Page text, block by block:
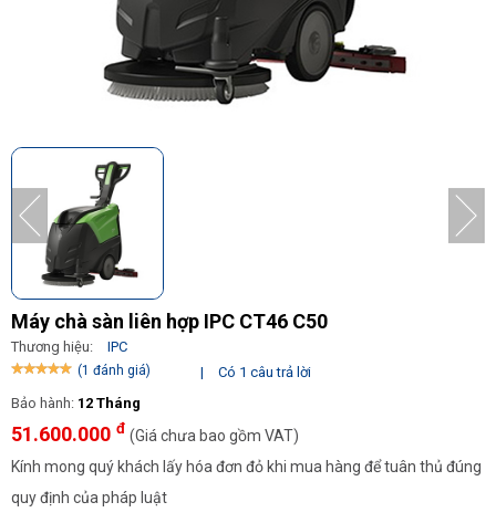
Máy chà sàn liên hợp IPC CT46 C50
Thương hiệu: IPC
(1 đánh giá) |
Có 1 câu trả lời
Bảo hành: 12 Tháng
51.600.000 đ (Giá chưa bao gồm VAT)
Kính mong quý khách lấy hóa đơn đỏ khi mua hàng để tuân thủ đúng
quy định của pháp luật